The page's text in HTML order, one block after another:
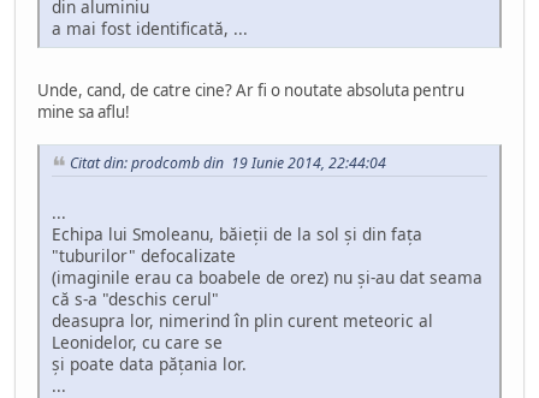
din aluminiu
a mai fost identificată, ...
Unde, cand, de catre cine? Ar fi o noutate absoluta pentru
mine sa aflu!
Citat din: prodcomb din 19 Iunie 2014, 22:44:04
...
Echipa lui Smoleanu, băieţii de la sol şi din faţa
"tuburilor" defocalizate
(imaginile erau ca boabele de orez) nu şi-au dat seama
că s-a "deschis cerul"
deasupra lor, nimerind în plin curent meteoric al
Leonidelor, cu care se
şi poate data păţania lor.
...